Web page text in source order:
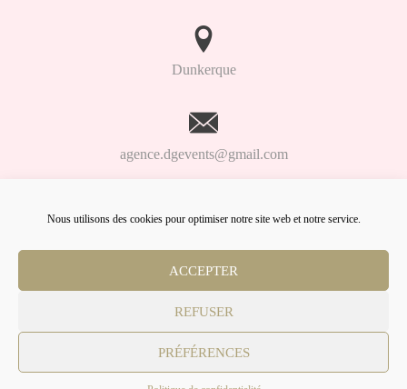
Nous utilisons des cookies pour optimiser notre site web et notre service.
ACCEPTER
REFUSER
PRÉFÉRENCES
Dunkerque
agence.dgevents@gmail.com
Lien
Facebook
Lien
Linkedin
Lien
Instagram
© DG Events